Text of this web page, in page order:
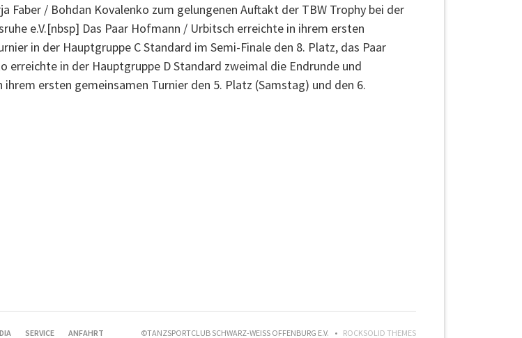
Faber / Bohdan Kovalenko zum gelungenen Auftakt der TBW Trophy bei der
e.V.[nbsp] Das Paar Hofmann / Urbitsch erreichte in ihrem ersten
in der Hauptgruppe C Standard im Semi-Finale den 8. Platz, das Paar
erreichte in der Hauptgruppe D Standard zweimal die Endrunde und
ihrem ersten gemeinsamen Turnier den 5. Platz (Samstag) und den 6.
SERVICE ANFAHRT ©TANZSPORTCLUB SCHWARZ-WEISS OFFENBURG E.V. ROCKSOLID THEMES